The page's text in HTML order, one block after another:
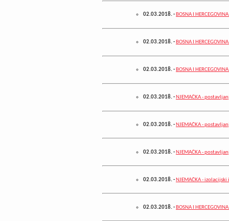
02.03.2018.-BOSNA I
02.03.2018.-BOSNA I
02.03.2018.- BOSNA I
02.03.2018.- NJEMAČKA -
02.03.2018.- NJEMAČKA -
02.03.2018.- NJEMAČKA -
02.03.2018.- NJEMAČKA -
02.03.2018.- BOSNA I